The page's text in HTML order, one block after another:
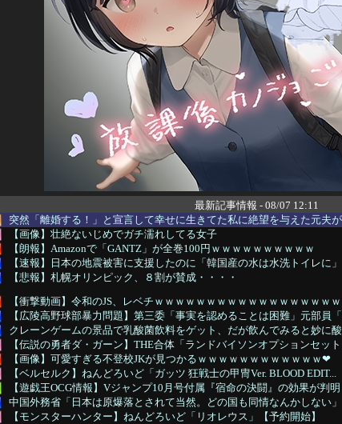
最新記事情報 - 08/07 12:11
突然「離婚する！」と宣言して幸せに生きてた私に絶望を与えた元夫
【画像】壮絶ないじめでガチ濡れしてる女子
【朗報】Amazonで「GANTZ」が全巻100円ｗｗｗｗｗｗｗｗｗｗ
【速報】日本の地震被害に支援したのに「韓国産の水は水洗トイレに」
【悲報】札幌オリンピック、８割が賛成・・・・
【衝撃動画】令和のJS、レベチｗｗｗｗｗｗｗｗｗｗｗｗｗｗｗｗｗ
【広陵高野球部暴力問題】第三委「事実を認めることは困難」元部員
クレーンゲームの景品で乳酸菌飲料をゲット、だが飲んでみると妙に
【伝説の勇者ダ・ガーン】THE合体「ランドバイソンオプションセッ
【画像】可愛すぎる不登校JKが見つかるｗｗｗｗｗｗｗｗｗｗｗｗ❤
【ベルセルク】ねんどろいど「ガッツ 狂戦士の甲冑Ver. BLOOD EDIT...
【遊戯王OCG情報】Vジャンプ10月号付属『宿命の決闘』の効果が判明
中国外務省「日本は原爆落とされて当然。どの国も同情なんかしない」
【モンスターハンター】ねんどろいど「リオレウス」【予約開始】